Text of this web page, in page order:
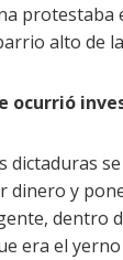
protestaba
alto de
ocurrió
dictaduras
dinero y
dentro
era el